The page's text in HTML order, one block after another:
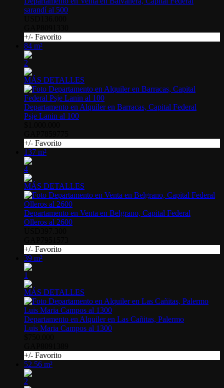
sarandí al 500
+/- Favorito
84 m²
2
MÁS DETALLES
Departamento en Alquiler en Barracas, Capital Federal
Psje Lanin al 100
+/- Favorito
137 m²
4
MÁS DETALLES
Departamento en Venta en Belgrano, Capital Federal
Olleros al 2600
+/- Favorito
39 m²
1
MÁS DETALLES
Departamento en Alquiler en Las Cañitas, Palermo
Luis Maria Campos al 1300
+/- Favorito
52.56 m²
2